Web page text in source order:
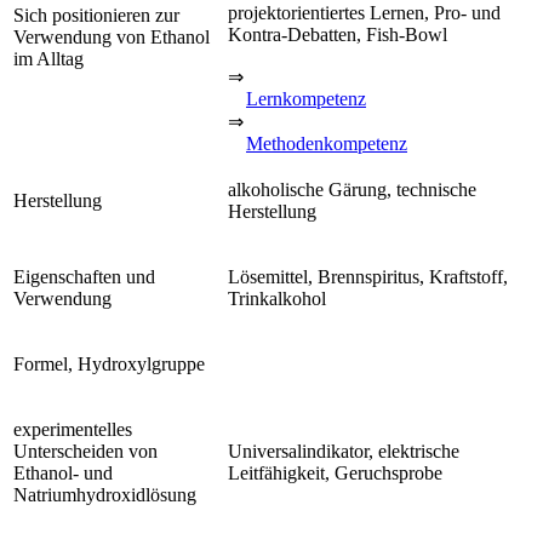
Sich positionieren zur
Verwendung von Ethanol
im Alltag
projektorientiertes Lernen, Pro- und
Kontra-Debatten, Fish-Bowl
⇒
Lernkompetenz
⇒
Methodenkompetenz
Herstellung
alkoholische Gärung, technische
Herstellung
Eigenschaften und
Verwendung
Lösemittel, Brennspiritus, Kraftstoff,
Trinkalkohol
Formel, Hydroxylgruppe
experimentelles
Unterscheiden von
Ethanol- und
Natriumhydroxidlösung
Universalindikator, elektrische
Leitfähigkeit, Geruchsprobe